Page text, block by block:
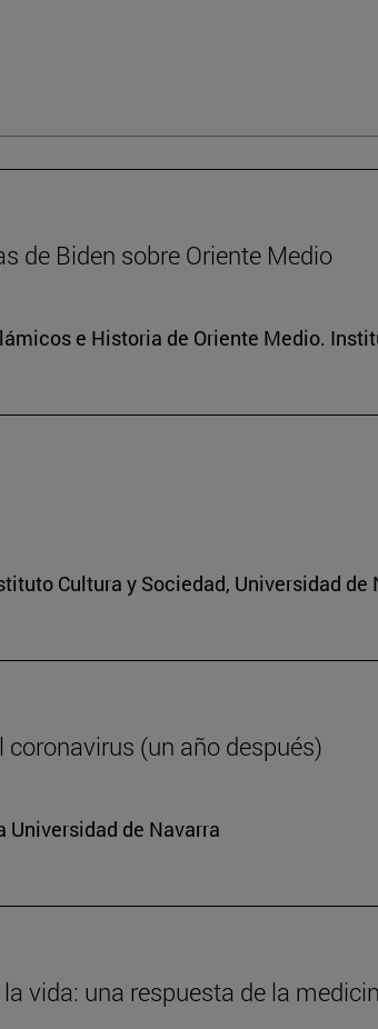
de Biden sobre Oriente Medio
e Historia de Oriente Medio.
Cultura y Sociedad, Universidad de
(un año después)
de Navarra
vida: una respuesta de la